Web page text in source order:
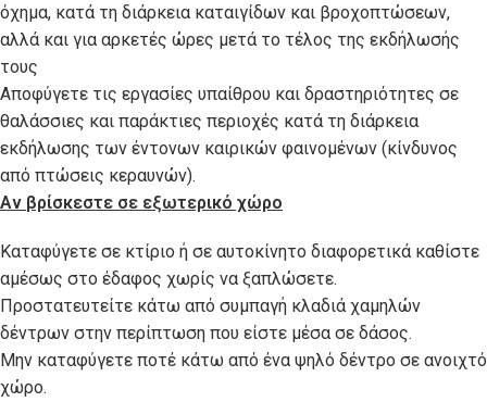
όχημα, κατά τη διάρκεια καταιγίδων και βροχοπτώσεων,
αλλά και για αρκετές ώρες μετά το τέλος της εκδήλωσής
τους
Αποφύγετε τις εργασίες υπαίθρου και δραστηριότητες σε
θαλάσσιες και παράκτιες περιοχές κατά τη διάρκεια
εκδήλωσης των έντονων καιρικών φαινομένων (κίνδυνος
από πτώσεις κεραυνών).
Αν βρίσκεστε σε εξωτερικό χώρο
Καταφύγετε σε κτίριο ή σε αυτοκίνητο διαφορετικά καθίστε
αμέσως στο έδαφος χωρίς να ξαπλώσετε.
Προστατευτείτε κάτω από συμπαγή κλαδιά χαμηλών
δέντρων στην περίπτωση που είστε μέσα σε δάσος.
Μην καταφύγετε ποτέ κάτω από ένα ψηλό δέντρο σε ανοιχτό
χώρο.